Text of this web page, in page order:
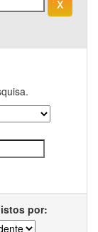
por: